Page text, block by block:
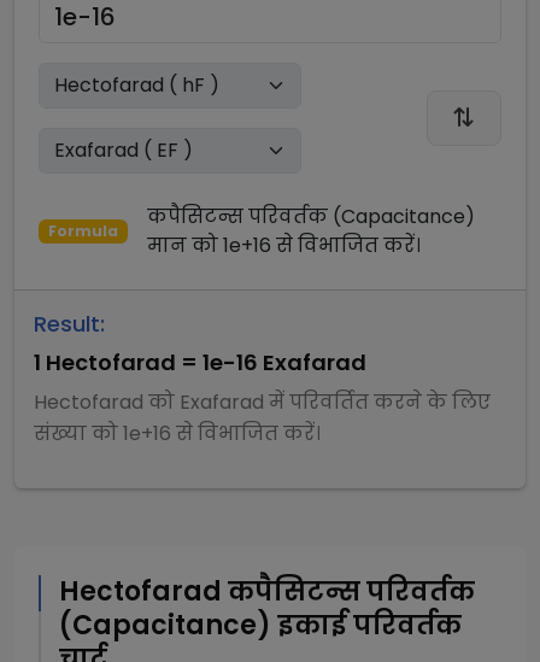
Formula
कपैसिटन्स परिवर्तक (Capacitance)
मान को1e+16 सेविभाजितकरें।
Result:
1 Hectofarad = 1e-16 Exafarad
Hectofarad को Exafarad में परिवर्तित करने के लिए
संख्या को1e+16 सेविभाजितकरें।
Hectofarad कपैसिटन्स परिवर्तक
(Capacitance) इकाई परिवर्तक